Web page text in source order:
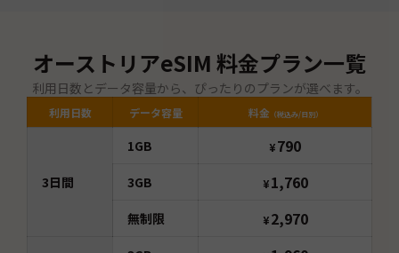
オーストリアeSIM 料金プラン一覧
利用日数とデータ容量から、ぴったりのプランが選べます。
利用日数 データ容量 料金 （税込み/日別）
3日間
1GB ¥790
3GB ¥ 1,760
無制限 ¥ 2,970